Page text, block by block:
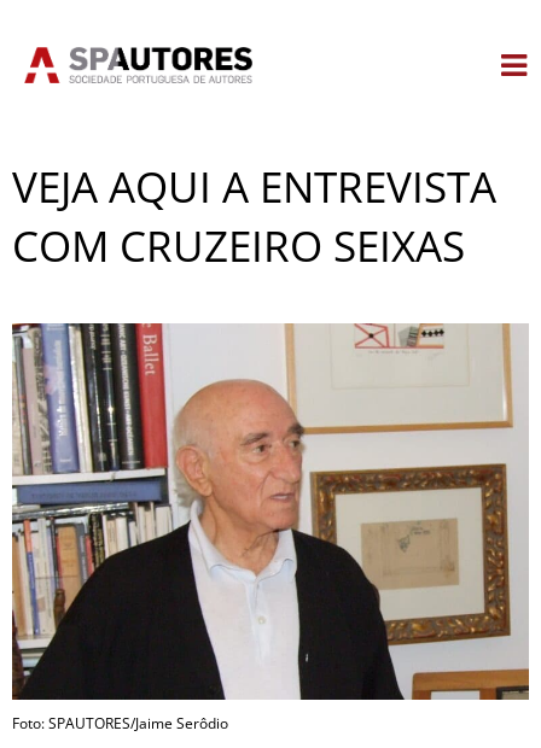
VEJA AQUI A ENTREVISTA
COM CRUZEIRO SEIXAS
Foto: SPAUTORES/Jaime Serôdio